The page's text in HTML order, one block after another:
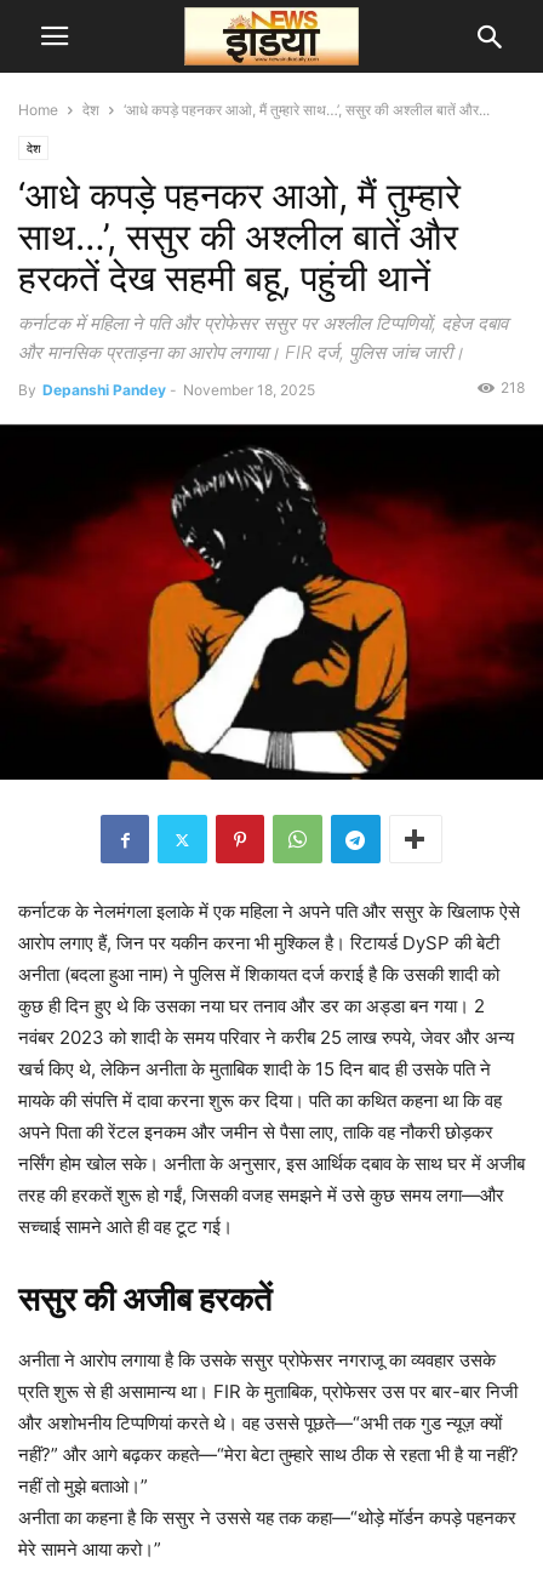
Home देश ‘आधे कपड़े पहनकर आओ, मैं तुम्हारे साथ…’, ससुर की अश्लील बातें और...
देश
‘आधे कपड़े पहनकर आओ, मैं तुम्हारे
साथ…’, ससुर की अश्लील बातें और
हरकतें देख सहमी बहू, पहुंची थानें
कर्नाटक में महिला ने पति और प्रोफेसर ससुर पर अश्लील टिप्पणियों, दहेज दबाव
और मानसिक प्रताड़ना का आरोप लगाया। FIR दर्ज, पुलिस जांच जारी।
By Depanshi Pandey - November 18, 2025 218
कर्नाटक के नेलमंगला इलाके में एक महिला ने अपने पति और ससुर के खिलाफ ऐसे
आरोप लगाए हैं, जिन पर यकीन करना भी मुश्किल है। रिटायर्ड DySP की बेटी
अनीता (बदला हुआ नाम) ने पुलिस में शिकायत दर्ज कराई है कि उसकी शादी को
कुछ ही दिन हुए थे कि उसका नया घर तनाव और डर का अड्डा बन गया। 2
नवंबर 2023 को शादी के समय परिवार ने करीब 25 लाख रुपये, जेवर और अन्य
खर्च किए थे, लेकिन अनीता के मुताबिक शादी के 15 दिन बाद ही उसके पति ने
मायके की संपत्ति में दावा करना शुरू कर दिया। पति का कथित कहना था कि वह
अपने पिता की रेंटल इनकम और जमीन से पैसा लाए, ताकि वह नौकरी छोड़कर
नर्सिंग होम खोल सके। अनीता के अनुसार, इस आर्थिक दबाव के साथ घर में अजीब
तरह की हरकतें शुरू हो गईं, जिसकी वजह समझने में उसे कुछ समय लगा—और
सच्चाई सामने आते ही वह टूट गई।
ससुर की अजीब हरकतें
अनीता ने आरोप लगाया है कि उसके ससुर प्रोफेसर नगराजू का व्यवहार उसके
प्रति शुरू से ही असामान्य था। FIR के मुताबिक, प्रोफेसर उस पर बार-बार निजी
और अशोभनीय टिप्पणियां करते थे। वह उससे पूछते—“अभी तक गुड न्यूज़ क्यों
नहीं?” और आगे बढ़कर कहते—“मेरा बेटा तुम्हारे साथ ठीक से रहता भी है या नहीं?
नहीं तो मुझे बताओ।”
अनीता का कहना है कि ससुर ने उससे यह तक कहा—“थोड़े मॉर्डन कपड़े पहनकर
मेरे सामने आया करो।”